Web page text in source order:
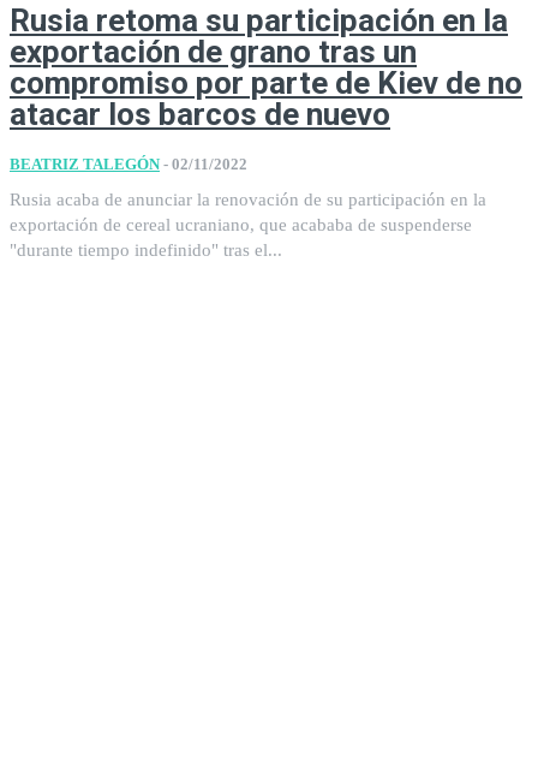
Rusia retoma su participación en la
exportación de grano tras un
compromiso por parte de Kiev de no
atacar los barcos de nuevo
BEATRIZ TALEGÓN - 02/11/2022
Rusia acaba de anunciar la renovación de su participación en la
exportación de cereal ucraniano, que acababa de suspenderse
"durante tiempo indefinido" tras el...